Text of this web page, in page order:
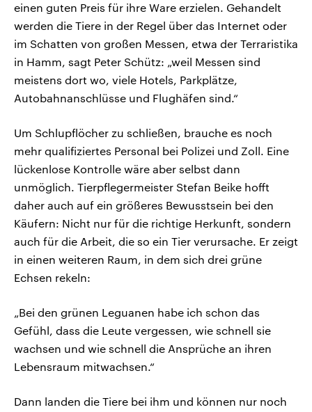
einen guten Preis für ihre Ware erzielen. Gehandelt
werden die Tiere in der Regel über das Internet oder
im Schatten von großen Messen, etwa der Terraristika
in Hamm, sagt Peter Schütz: „weil Messen sind
meistens dort wo, viele Hotels, Parkplätze,
Autobahnanschlüsse und Flughäfen sind.“
Um Schlupflöcher zu schließen, brauche es noch
mehr qualifiziertes Personal bei Polizei und Zoll. Eine
lückenlose Kontrolle wäre aber selbst dann
unmöglich. Tierpflegermeister Stefan Beike hofft
daher auch auf ein größeres Bewusstsein bei den
Käufern: Nicht nur für die richtige Herkunft, sondern
auch für die Arbeit, die so ein Tier verursache. Er zeigt
in einen weiteren Raum, in dem sich drei grüne
Echsen rekeln:
„Bei den grünen Leguanen habe ich schon das
Gefühl, dass die Leute vergessen, wie schnell sie
wachsen und wie schnell die Ansprüche an ihren
Lebensraum mitwachsen.“
Dann landen die Tiere bei ihm und können nur noch